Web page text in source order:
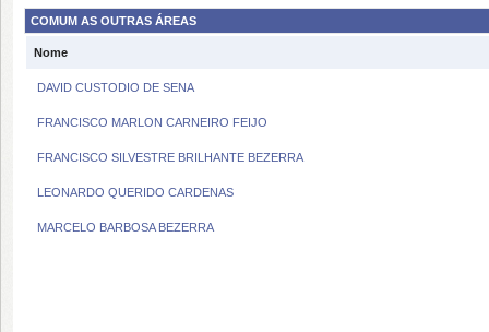
COMUM AS OUTRAS ÁREAS
Nome
DAVID CUSTODIO DE SENA
FRANCISCO MARLON CARNEIRO FEIJO
FRANCISCO SILVESTRE BRILHANTE BEZERRA
LEONARDO QUERIDO CARDENAS
MARCELO BARBOSA BEZERRA